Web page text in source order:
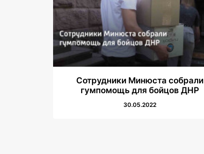
Сотрудники Минюста собрали
гумпомощь для бойцов ДНР
30.05.2022